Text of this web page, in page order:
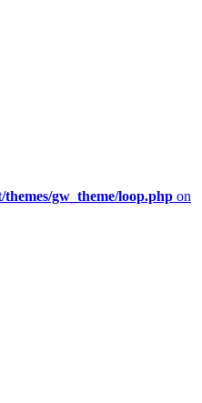
gw_theme/loop.php on